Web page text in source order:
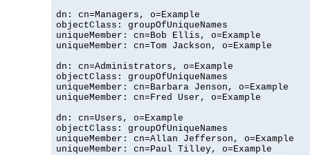
dn: cn=Managers, o=Example
objectClass: groupOfUniqueNames
uniqueMember: cn=Bob Ellis, o=Example
uniqueMember: cn=Tom Jackson, o=Example
dn: cn=Administrators, o=Example
objectClass: groupOfUniqueNames
uniqueMember: cn=Barbara Jenson, o=Example
uniqueMember: cn=Fred User, o=Example
dn: cn=Users, o=Example
objectClass: groupOfUniqueNames
uniqueMember: cn=Allan Jefferson, o=Example
uniqueMember: cn=Paul Tilley, o=Example